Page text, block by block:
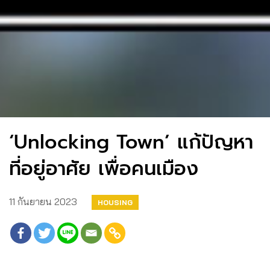
‘Unlocking Town’ แก้ปัญหา
ที่อยู่อาศัย เพื่อคนเมือง
11 กันยายน 2023 HOUSING